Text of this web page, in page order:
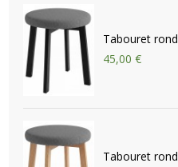
Tabouret
45,00 €
Tabouret